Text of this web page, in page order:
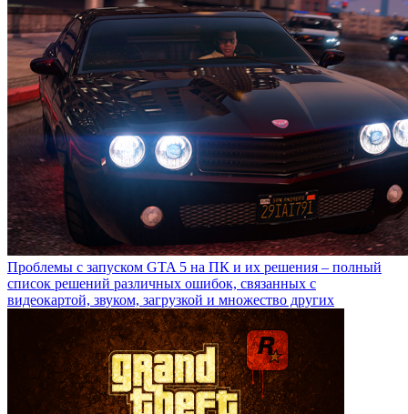
Проблемы с запуском GTA 5 на ПК и их решения – полный
список решений различных ошибок, связанных с
видеокартой, звуком, загрузкой и множество других